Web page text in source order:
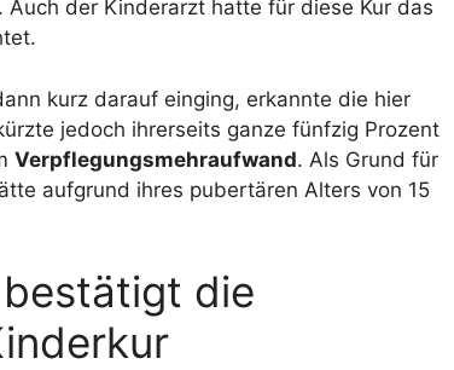
der Kinderarzt hatte für diese Kur das
kurz darauf einging, erkannte die hier
jedoch ihrerseits ganze fünfzig Prozent
Verpflegungsmehraufwand. Als Grund für
aufgrund ihres pubertären Alters von 15
die